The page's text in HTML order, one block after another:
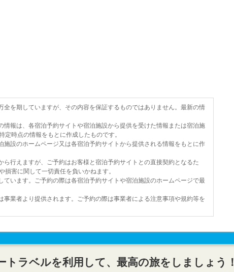
を期していますが、その内容を保証するものではありません。最新の情
報は、各宿泊予約サイトや宿泊施設から提供を受けた情報または宿泊施
時点の情報をもとに作成したものです。
設のホームページ又は各宿泊予約サイトから提供される情報をもとに作
行えますが、ご予約はお客様と宿泊予約サイトとの直接契約となるた
害に関して一切責任を負いかねます。
います。ご予約の際は各宿泊予約サイトや宿泊施設のホームページで最
業者より提供されます。ご予約の際は事業者による注意事項や規約等を
トラベルを利用して、最高の旅をしましょう！